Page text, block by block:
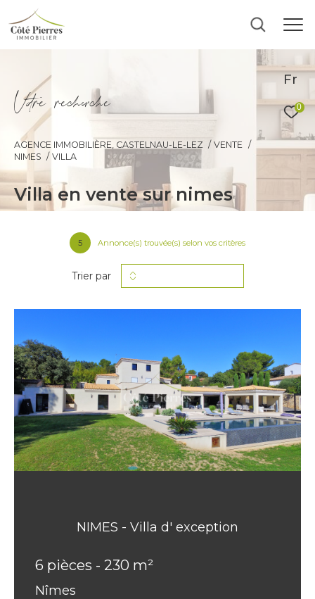
Fr
0
Vore recece
AGENCE IMMOBILIÈRE, CASTELNAU-LE-LEZ
VENTE
NIMES
VILLA
villa en vente sur nimes
5 Annonce(s) trouvée(s) selon vos critères
Trier par
NIMES - Villa d' exception
6 pièces - 230 m²
Nîmes